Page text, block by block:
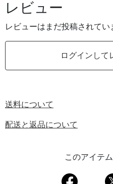
レビュー
レビューはまだ投稿されてい
ログインして
送料について
配送と返品について
このアイテ